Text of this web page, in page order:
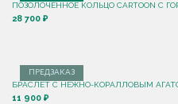
ПОЗОЛОЧЕННОЕ КОЛЬЦО CARTOON C
28 700 ₽
ПРЕДЗАКАЗ
БРАСЛЕТ С НЕЖНО-КОРАЛЛОВЫМ АГАТОМ
11 900 ₽